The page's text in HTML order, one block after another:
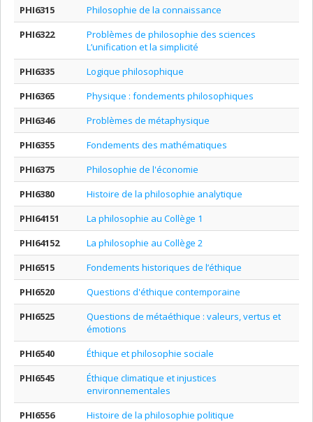
PHI6315
Philosophie de la connaissance
PHI6322
Problèmes de philosophie des sciences
L’unification et la simplicité
PHI6335
Logique philosophique
PHI6365
Physique : fondements philosophiques
PHI6346
Problèmes de métaphysique
PHI6355
Fondements des mathématiques
PHI6375
Philosophie de l'économie
PHI6380
Histoire de la philosophie analytique
PHI64151
La philosophie au Collège 1
PHI64152
La philosophie au Collège 2
PHI6515
Fondements historiques de l’éthique
PHI6520
Questions d'éthique contemporaine
PHI6525
Questions de métaéthique : valeurs, vertus et
émotions
PHI6540
Éthique et philosophie sociale
PHI6545
Éthique climatique et injustices
environnementales
PHI6556
Histoire de la philosophie politique